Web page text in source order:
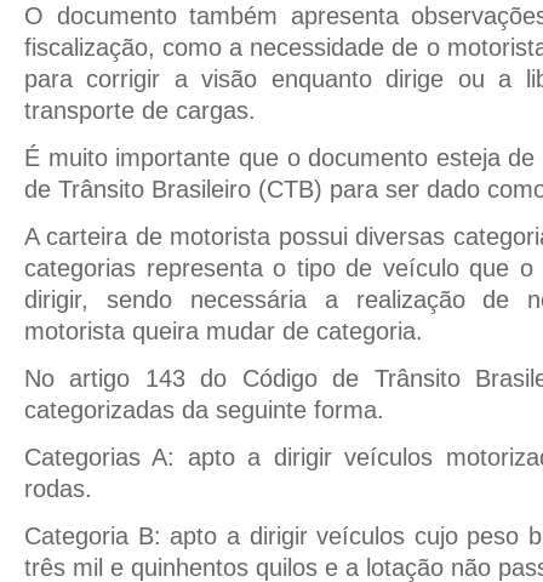
O documento também apresenta
fiscalização, como a necessidade de o
para corrigir a visão enquanto dirige ou a
transporte de cargas.
É muito importante que o documento esteja
de Trânsito Brasileiro (CTB) para ser dado
A carteira de motorista possui diversas
categorias representa o tipo de veículo que
dirigir, sendo necessária a realização de
motorista queira mudar de categoria.
No artigo 143 do Código de Trânsito
categorizadas da seguinte forma.
Categorias A: apto a dirigir veículos
rodas.
Categoria B: apto a dirigir veículos cujo peso
três mil e quinhentos quilos e a lotação não